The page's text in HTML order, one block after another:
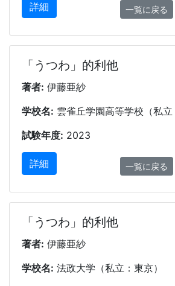
詳細 一覧に戻る
「うつわ」的利他
著者: 伊藤亜紗
学校名: 雲雀丘学園高等学校（私立
試験年度: 2023
詳細 一覧に戻る
「うつわ」的利他
著者: 伊藤亜紗
学校名: 法政大学（私立：東京）